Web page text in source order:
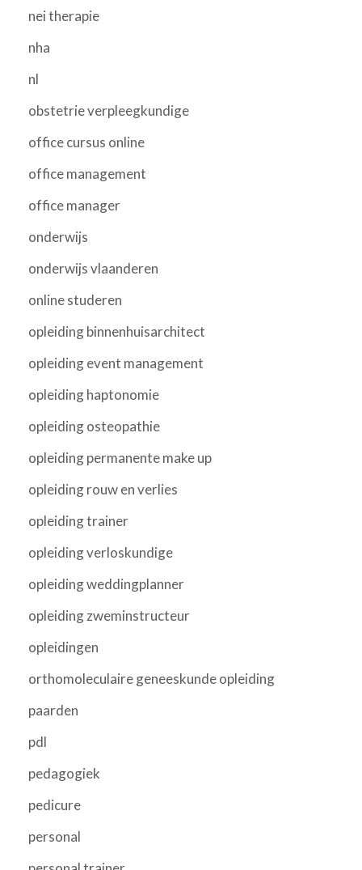
nei therapie
nha
nl
obstetrie verpleegkundige
office cursus online
office management
office manager
onderwijs
onderwijs vlaanderen
online studeren
opleiding binnenhuisarchitect
opleiding event management
opleiding haptonomie
opleiding osteopathie
opleiding permanente make up
opleiding rouw en verlies
opleiding trainer
opleiding verloskundige
opleiding weddingplanner
opleiding zweminstructeur
opleidingen
orthomoleculaire geneeskunde opleiding
paarden
pdl
pedagogiek
pedicure
personal